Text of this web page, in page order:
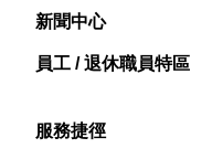
新聞中心
員工 / 退休職員特區
服務捷徑